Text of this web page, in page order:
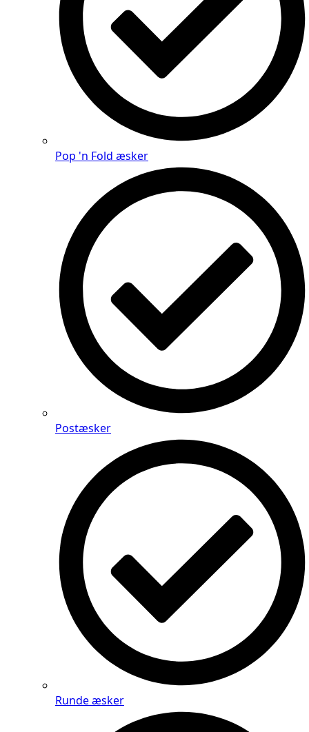
Pop 'n Fold æsker
Postæsker
Runde æsker